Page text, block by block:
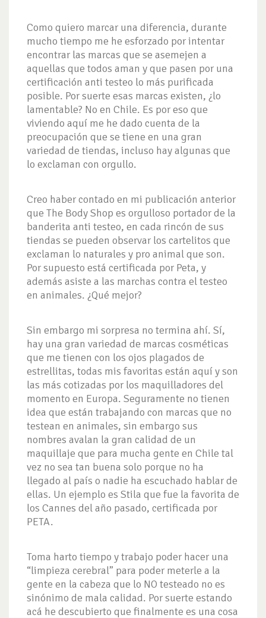
Como quiero marcar una diferencia, durante
mucho tiempo me he esforzado por intentar
encontrar las marcas que se asemejen a
aquellas que todos aman y que pasen por una
certificación anti testeo lo más purificada
posible. Por suerte esas marcas existen, ¿lo
lamentable? No en Chile. Es por eso que
viviendo aquí me he dado cuenta de la
preocupación que se tiene en una gran
variedad de tiendas, incluso hay algunas que
lo exclaman con orgullo.
Creo haber contado en mi publicación anterior
que The Body Shop es orgulloso portador de la
banderita anti testeo, en cada rincón de sus
tiendas se pueden observar los cartelitos que
exclaman lo naturales y pro animal que son.
Por supuesto está certificada por Peta, y
además asiste a las marchas contra el testeo
en animales. ¿Qué mejor?
Sin embargo mi sorpresa no termina ahí. Sí,
hay una gran variedad de marcas cosméticas
que me tienen con los ojos plagados de
estrellitas, todas mis favoritas están aquí y son
las más cotizadas por los maquilladores del
momento en Europa. Seguramente no tienen
idea que están trabajando con marcas que no
testean en animales, sin embargo sus
nombres avalan la gran calidad de un
maquillaje que para mucha gente en Chile tal
vez no sea tan buena solo porque no ha
llegado al país o nadie ha escuchado hablar de
ellas. Un ejemplo es Stila que fue la favorita de
los Cannes del año pasado, certificada por
PETA.
Toma harto tiempo y trabajo poder hacer una
“limpieza cerebral” para poder meterle a la
gente en la cabeza que lo NO testeado no es
sinónimo de mala calidad. Por suerte estando
acá he descubierto que finalmente es una cosa